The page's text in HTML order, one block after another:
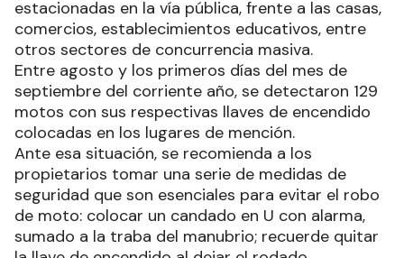
estacionadas en la vía pública, frente a las casas,
comercios, establecimientos educativos, entre
otros sectores de concurrencia masiva.
Entre agosto y los primeros días del mes de
septiembre del corriente año, se detectaron 129
motos con sus respectivas llaves de encendido
colocadas en los lugares de mención.
Ante esa situación, se recomienda a los
propietarios tomar una serie de medidas de
seguridad que son esenciales para evitar el robo
de moto: colocar un candado en U con alarma,
sumado a la traba del manubrio; recuerde quitar